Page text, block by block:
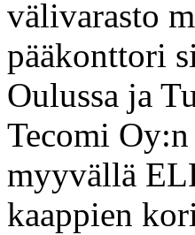
välivarasto
pääkonttori
Oulussa ja
Tecomi
myyvällä
kaappien